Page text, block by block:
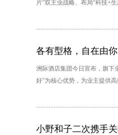
片”双主业战略、布局“科技+
各有型格，自在由
洲际酒店集团今日宣布，旗下
好”为核心优势，为业主提供
小野和子二次携手